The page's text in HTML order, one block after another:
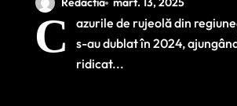
semnal de alarmă’
C
azurile de rujeolă din
s-au dublat în 2024,
ridicat...